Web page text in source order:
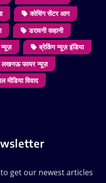
कोचिंग सेंटर आग
डरावनी कहानी
ब्रेकिंग न्यूज़ इंडिया
लखनऊ फायर न्यूज़
मीडिया विवाद
get our newest articles